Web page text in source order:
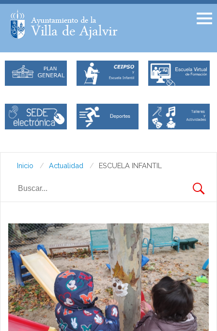
Facebook
Inicio Actualidad ESCUELA INFANTIL